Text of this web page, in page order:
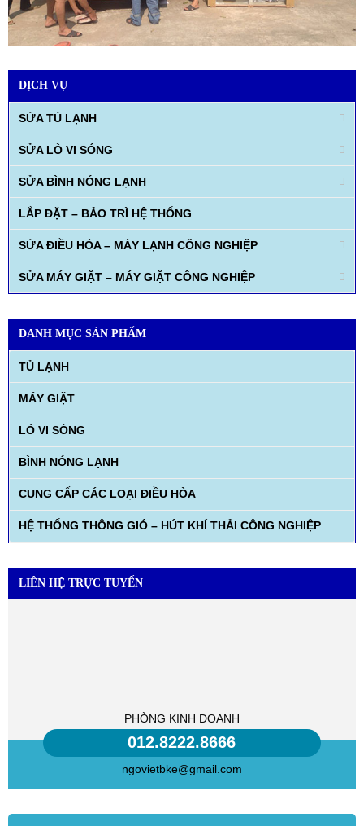
DỊCH VỤ
SỬA TỦ LẠNH
SỬA LÒ VI SÓNG
SỬA BÌNH NÓNG LẠNH
LẮP ĐẶT – BẢO TRÌ HỆ THỐNG
SỬA ĐIỀU HÒA – MÁY LẠNH CÔNG NGHIỆP
SỬA MÁY GIẶT – MÁY GIẶT CÔNG NGHIỆP
DANH MỤC SẢN PHẨM
TỦ LẠNH
MÁY GIẶT
LÒ VI SÓNG
BÌNH NÓNG LẠNH
CUNG CẤP CÁC LOẠI ĐIỀU HÒA
HỆ THỐNG THÔNG GIÓ – HÚT KHÍ THẢI CÔNG NGHIỆP
LIÊN HỆ TRỰC TUYẾN
PHÒNG KINH DOANH
012.8222.8666
ngovietbke@gmail.com